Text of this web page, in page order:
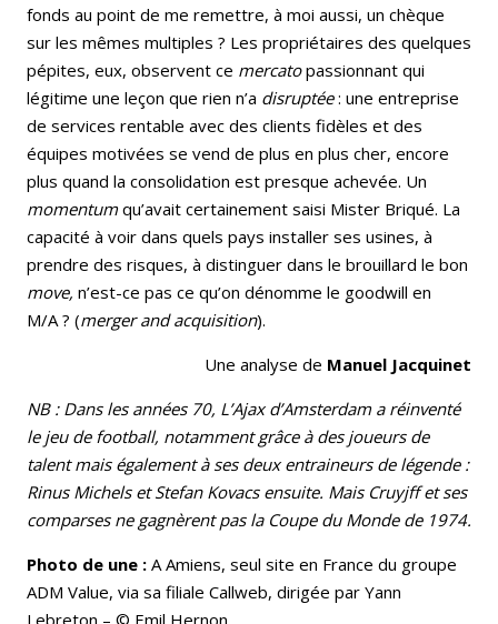
fonds au point de me remettre, à moi aussi, un chèque
sur les mêmes multiples ? Les propriétaires des quelques
pépites, eux, observent ce mercatopassionnant qui
légitime une leçon que rien n’a disruptée: une entreprise
de services rentable avec des clients fidèles et des
équipes motivées se vend de plus en plus cher, encore
plus quand la consolidation est presque achevée. Un
momentumqu’avait certainement saisi Mister Briqué. La
capacité à voir dans quels pays installer ses usines, à
prendre des risques, à distinguer dans le brouillard le bon
move, n’est-ce pas ce qu’on dénomme le goodwill en
M/A ? (merger and acquisition).
Une analyse de Manuel Jacquinet
NB : Dans les années 70, L’Ajax d’Amsterdam a réinventé
le jeu de football, notamment grâce à des joueurs de
talent mais également à ses deux entraineurs de légende :
Rinus Michels et Stefan Kovacs ensuite. Mais Cruyjff et ses
comparses ne gagnèrent pas la Coupe du Monde de 1974.
Photo de une : A Amiens, seul site en France du groupe
ADM Value, via sa filiale Callweb, dirigée par Yann